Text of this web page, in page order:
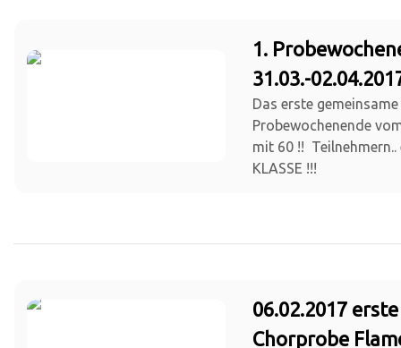
1.
31.03.-
Das erste
Probewochenende
mit 60 !!
KLASSE !!!
06.02.2017
Chorprobe